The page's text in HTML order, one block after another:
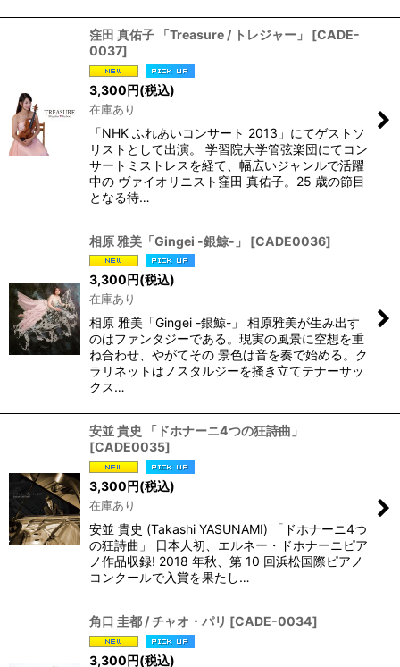
窪田 真佑子 「Treasure / トレジャー」 [CADE-
0037]
3,300円(税込)
在庫あり
「NHK ふれあいコンサート 2013」にてゲストソ
リストとして出演。 学習院大学管弦楽団にてコン
サートミストレスを経て、幅広いジャンルで活躍
中の ヴァイオリニスト窪田 真佑子。25 歳の節目
となる待…
相原 雅美「Gingei -銀鯨-」 [CADE0036]
3,300円(税込)
在庫あり
相原 雅美「Gingei -銀鯨-」 相原雅美が生み出す
のはファンタジーである。現実の風景に空想を重
ね合わせ、やがてその 景色は音を奏で始める。ク
ラリネットはノスタルジーを掻き立てテナーサッ
クス…
安並 貴史 「ドホナーニ4つの狂詩曲」
[CADE0035]
3,300円(税込)
在庫あり
安並 貴史 (Takashi YASUNAMI) 「ドホナーニ4つ
の狂詩曲」 日本人初、エルネー・ドホナーニピア
ノ作品収録! 2018 年秋、第 10 回浜松国際ピアノ
コンクールで入賞を果たし…
角口 圭都 / チャオ・パリ [CADE-0034]
3,300円(税込)